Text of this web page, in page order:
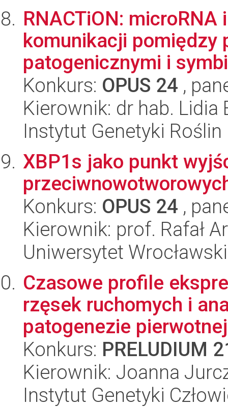
RNACTiON:
komunikacji pomiędzy
patogenicznymi i
Konkurs: OPUS 24 ,
Kierownik: dr hab. Lidia
Instytut Genetyki Roślin
XBP1s jako punkt
Konkurs: OPUS 24 ,
Kierownik: prof. Rafał
Uniwersytet
Czasowe profile
rzęsek ruchomych i
patogenezie
Konkurs: PRELUDIUM
Kierownik: Joanna
Instytut Genetyki